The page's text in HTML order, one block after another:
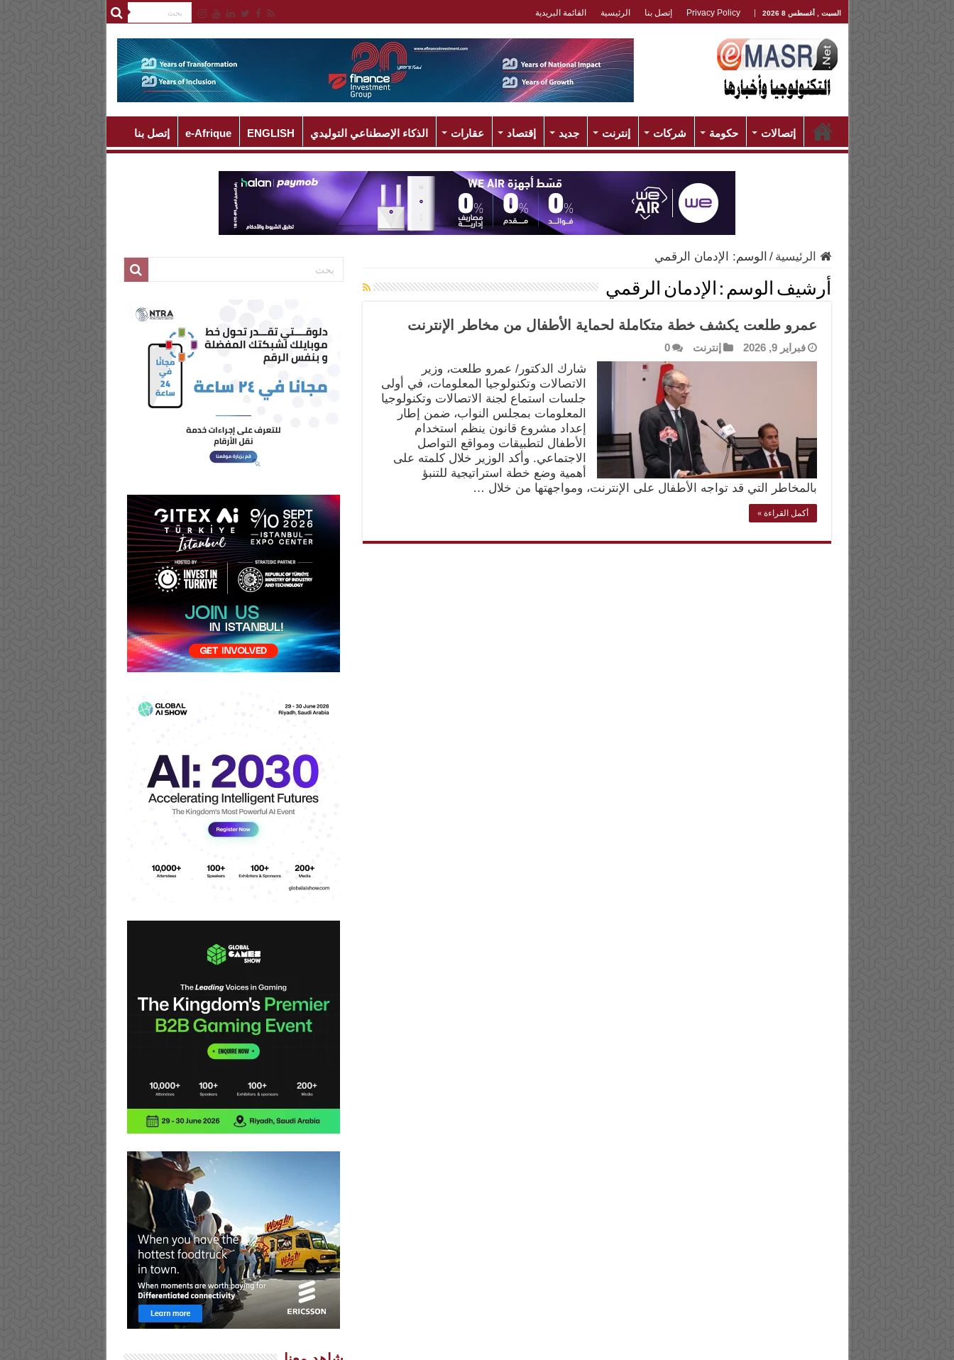
السبت , أغسطس 8 2026 Privacy Policy إتصل بنا الرئيسية القائمة البريدية
إتصالات حكومة شركات إنترنت جديد إقتصاد عقارات الذكاء الإصطناعي التوليدي ENGLISH
e-Afrique إتصل بنا
الرئيسية / الوسم: الإدمان الرقمي
أرشيف الوسم : الإدمان الرقمي
عمرو طلعت يكشف خطة متكاملة لحماية الأطفال من مخاطر الإنترنت
فبراير 9, 2026 إنترنت 0
شارك الدكتور/ عمرو طلعت، وزير
الاتصالات وتكنولوجيا المعلومات، في أولى
جلسات استماع لجنة الاتصالات وتكنولوجيا
المعلومات بمجلس النواب، ضمن إطار
إعداد مشروع قانون ينظم استخدام
الأطفال لتطبيقات ومواقع التواصل
الاجتماعي. وأكد الوزير خلال كلمته على
أهمية وضع خطة استراتيجية للتنبؤ
بالمخاطر التي قد تواجه الأطفال على الإنترنت، ومواجهتها من خلال …
أكمل القراءة »